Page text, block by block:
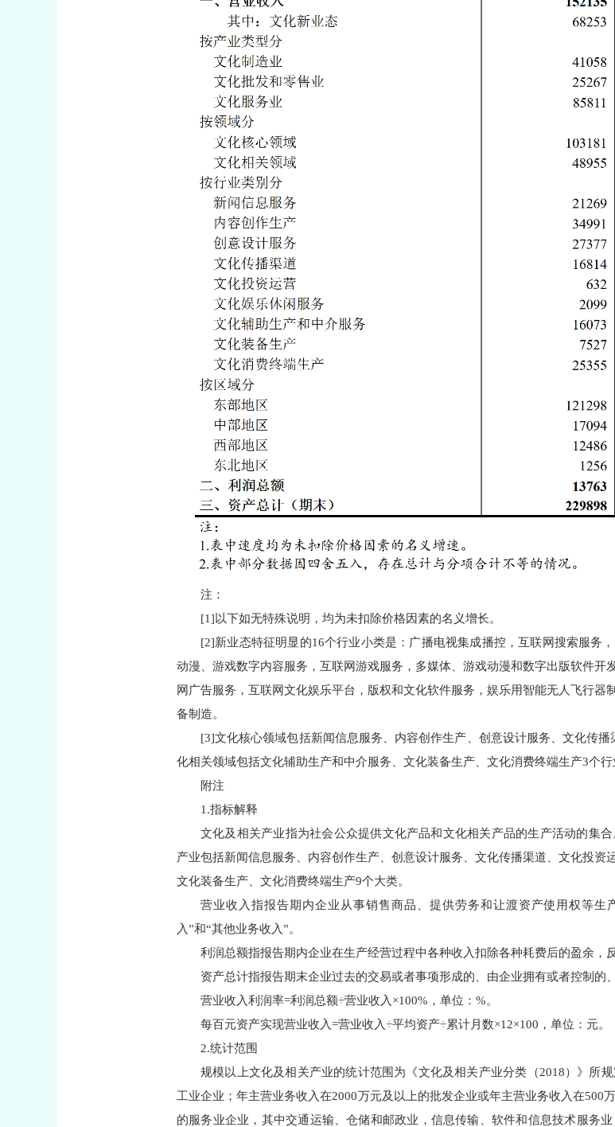
注：
[1]以下如无特殊说明，均为未扣除价格因素的名义增长。
[2]新业态特征明显的16个行业小类是：广播电视集成播控，互联网搜索服务
动漫、游戏数字内容服务，互联网游戏服务，多媒体、游戏动漫和数字出版软件开
网广告服务，互联网文化娱乐平台，版权和文化软件服务，娱乐用智能无人飞行
备制造。
[3]文化核心领域包括新闻信息服务、内容创作生产、创意设计服务、文化传
化相关领域包括文化辅助生产和中介服务、文化装备生产、文化消费终端生产3个行
附注
1.指标解释
文化及相关产业指为社会公众提供文化产品和文化相关产品的生产活动的集
产业包括新闻信息服务、内容创作生产、创意设计服务、文化传播渠道、文化投资
文化装备生产、文化消费终端生产9个大类。
营业收入指报告期内企业从事销售商品、提供劳务和让渡资产使用权等生
入”和“其他业务收入”。
利润总额指报告期内企业在生产经营过程中各种收入扣除各种耗费后的盈余，
资产总计指报告期末企业过去的交易或者事项形成的、由企业拥有或者控制的
营业收入利润率=利润总额÷营业收入×100%，单位：%。
每百元资产实现营业收入=营业收入÷平均资产÷累计月数×12×100，单位：元。
2.统计范围
规模以上文化及相关产业的统计范围为《文化及相关产业分类（2018）》所
工业企业；年主营业务收入在2000万元及以上的批发企业或年主营业务收入在500
的服务业企业，其中交通运输、仓储和邮政业，信息传输、软件和信息技术服务